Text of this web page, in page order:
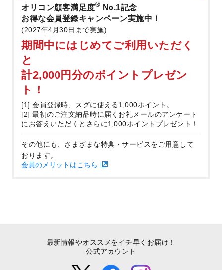
オリコン顧客満足度® No.1記念
お得な会員登録キャンペーン実施中！
(2027年4月30日まで実施)
期間中にはじめてご利用いただく
と
計2,000円分のポイントプレゼン
ト！
[1] 会員登録時、スグに使える1,000ポイント。
[2] 最初のご注文納品時に届くお礼メールのアンケート
にお答えいただくとさらに1,000ポイントプレゼント！
その他にも、さまざまな特典・サービスをご用意して
おります。
会員のメリットはこちら
最新情報やオススメをイチ早くお届け！
公式アカウント